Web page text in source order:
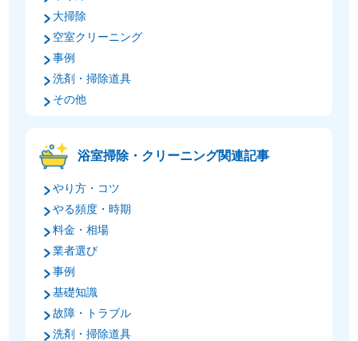
大掃除
空室クリーニング
事例
洗剤・掃除道具
その他
浴室掃除・クリーニング関連記事
やり方・コツ
やる頻度・時期
料金・相場
業者選び
事例
基礎知識
故障・トラブル
洗剤・掃除道具